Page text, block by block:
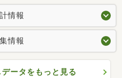
情報
情報
ータをもっと見る